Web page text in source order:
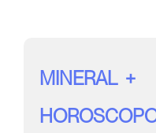
MINERAL